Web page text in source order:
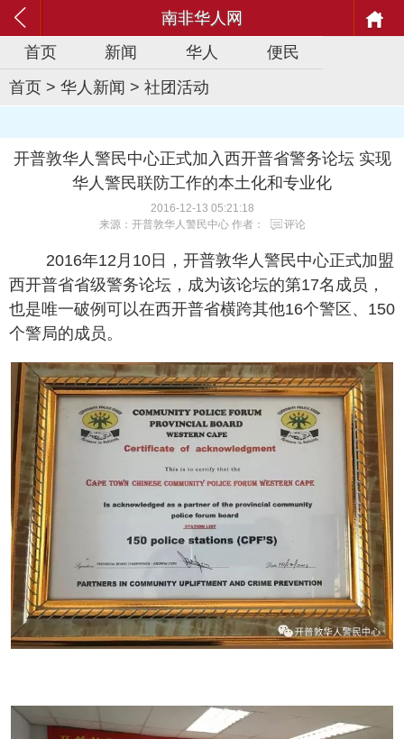
南非华人网
首页
新闻 华人
便民
首页 > 华人新闻 > 社团活动
开普敦华人警民中心正式加入西开普省警务论坛 实现
华人警民联防工作的本土化和专业化
2016-12-13 05:21:18
来源：开普敦华人警民中心 作者：
评论
2016年12月10日，开普敦华人警民中心正式加盟
西开普省省级警务论坛，成为该论坛的第17名成员，
也是唯一破例可以在西开普省横跨其他16个警区、150
个警局的成员。